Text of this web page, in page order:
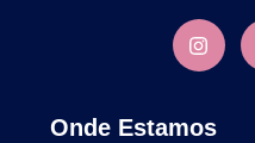
Onde Estamos